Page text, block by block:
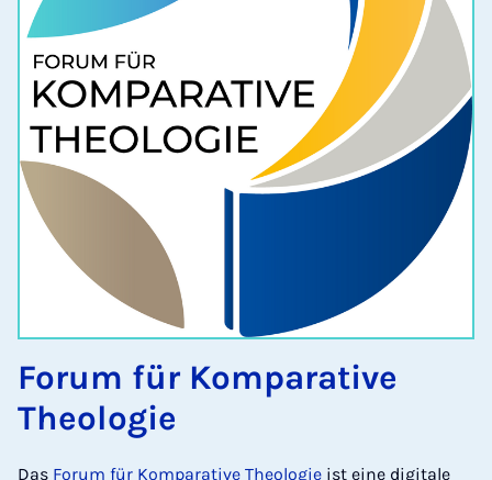
Forum für Komparative
Theologie
Das Forum für Komparative Theologie ist eine digitale